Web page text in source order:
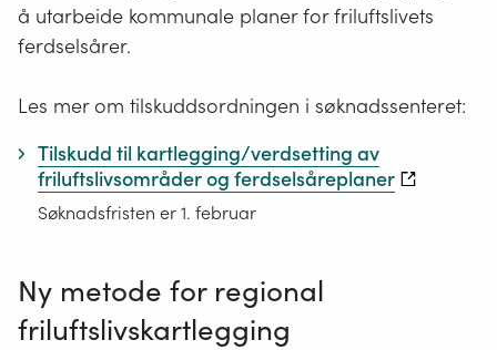
å utarbeide kommunale planer for friluftslivets
ferdselsårer.
Les mer om tilskuddsordningen i søknadssenteret:
Tilskudd til kartlegging/verdsetting av
friluftslivsområder og ferdselsåreplaner
Søknadsfristen er 1. februar
Ny metode for regional
friluftslivskartlegging